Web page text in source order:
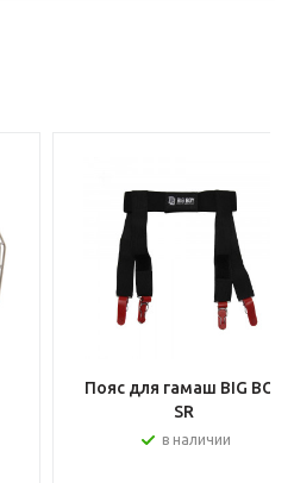
Пояс для гамаш BIG BOY
SR
в наличии